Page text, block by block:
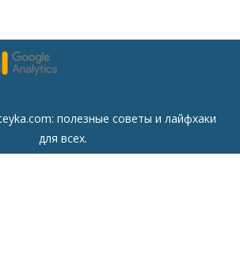
полезные советы и лайфхаки
для всех.